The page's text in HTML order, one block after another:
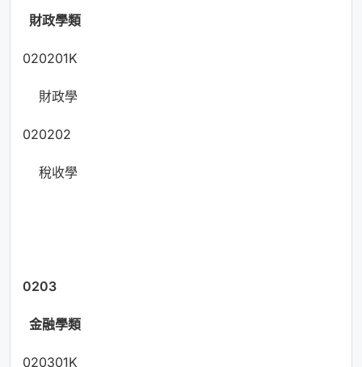
財政學類
020201K
財政學
020202
稅收學
0203
金融學類
020301K